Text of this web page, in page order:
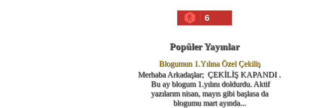
6
Popüler Yayınlar
Blogumun 1.Yılına Özel Çekiliş
Merhaba Arkadaşlar; ÇEKİLİŞ KAPANDI .
Bu ay blogum 1.yılını doldurdu. Aktif
yazılarım nisan, mayıs gibi başlasa da
blogumu mart ayında...